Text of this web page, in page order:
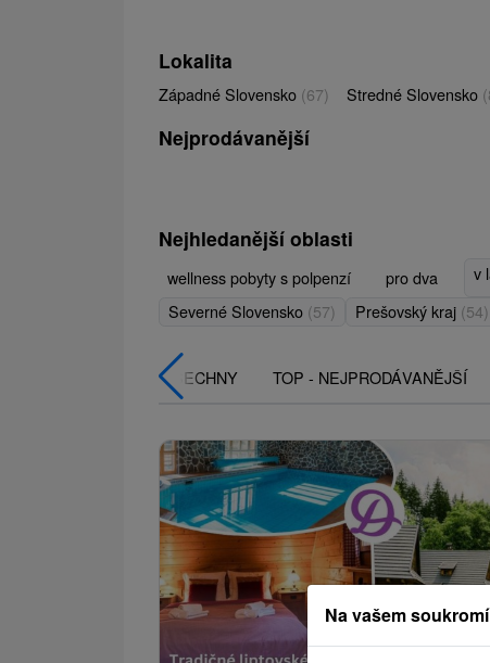
Lokalita
Západné Slovensko (67) Stredné Slovensko
Nejprodávanější
Nejhledanější oblasti
wellness pobyty s polpenzí pro dva v
Severné Slovensko (57) Prešovský kraj (54)
VŠECHNY TOP - NEJPRODÁVANĚJŠÍ
Na vašem